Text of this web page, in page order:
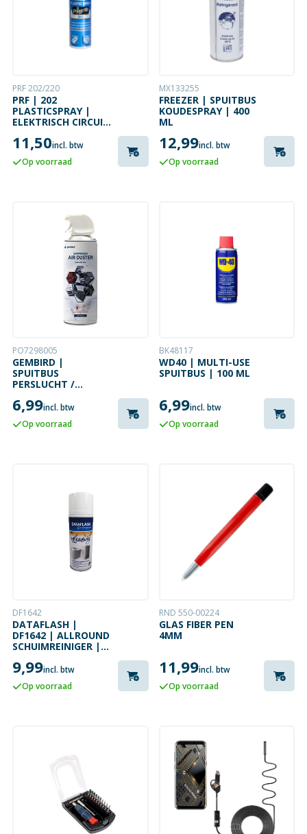
PRF 202/220
PRF | 202
PLASTICSPRAY |
ELEKTRISCH CIRCUIT
11,50incl. btw
Op voorraad
MX133255
FREEZER | SPUITBUS
KOUDESPRAY | 400
ML
12,99incl. btw
Op voorraad
PO7298005
GEMBIRD |
SPUITBUS
PERSLUCHT /
6,99incl. btw
Op voorraad
BK48117
WD40 | MULTI-USE
SPUITBUS | 100 ML
6,99incl. btw
Op voorraad
DF1642
DATAFLASH |
DF1642 | ALLROUND
SCHUIMREINIGER |
9,99incl. btw
Op voorraad
RND 550-00224
GLAS FIBER PEN
4MM
11,99incl. btw
Op voorraad